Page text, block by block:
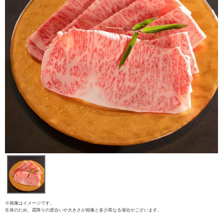
※画像はイメージです。
生体のため、霜降りの度合いや大きさが画像と多少異なる場合がございます。